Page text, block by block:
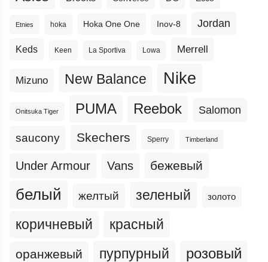
Etnies hoka Hoka One One Inov-8 Jordan
Keds Keen La Sportiva Lowa Merrell
Mizuno New Balance Nike
Onitsuka Tiger PUMA Reebok Salomon
saucony Skechers Sperry Timberland
Under Armour Vans бежевый
белый желтый зеленый золото
коричневый красный
оранжевый пурпурный розовый